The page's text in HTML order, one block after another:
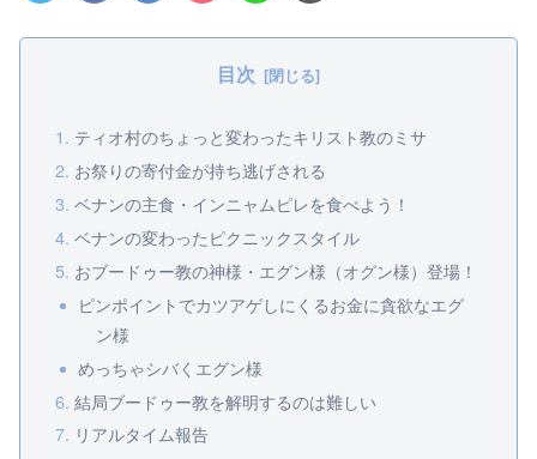
目次
ティオ村のちょっと変わったキリスト教のミサ
お祭りの寄付金が持ち逃げされる
ベナンの主食・インニャムピレを食べよう！
ベナンの変わったピクニックスタイル
おブードゥー教の神様・エグン様（オグン様）登場！
ピンポイントでカツアゲしにくるお金に貪欲なエグ
ン様
めっちゃシバくエグン様
結局ブードゥー教を解明するのは難しい
リアルタイム報告